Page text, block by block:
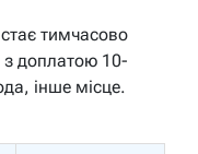
тимчасово
з доплатою 10-
інше місце.